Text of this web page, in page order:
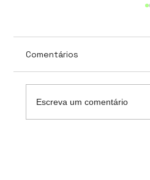
Comentários
Escreva um comentário